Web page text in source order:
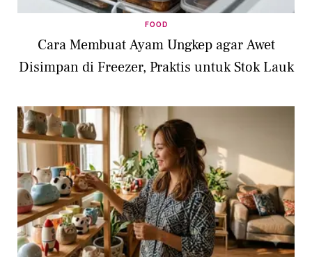
FOOD
Cara Membuat Ayam Ungkep agar Awet
Disimpan di Freezer, Praktis untuk Stok Lauk